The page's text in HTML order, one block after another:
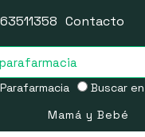
Buscar
Contacto
Mamá y Bebé